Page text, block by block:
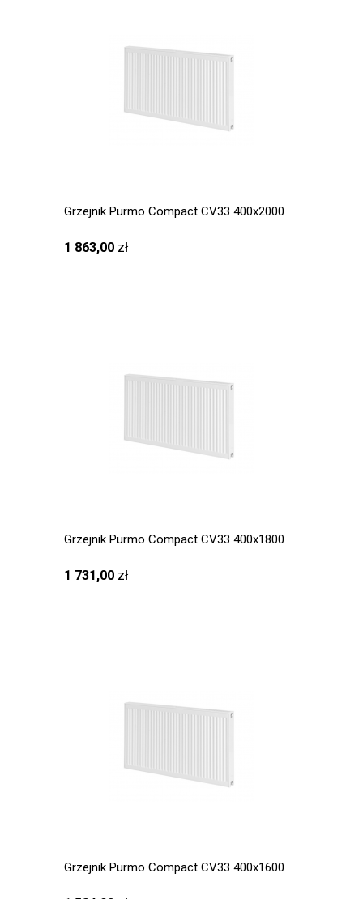
Grzejnik Purmo Compact CV33 400x2000
1 863,00 zł
Grzejnik Purmo Compact CV33 400x1800
1 731,00 zł
Grzejnik Purmo Compact CV33 400x1600